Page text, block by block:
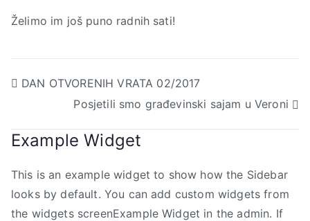
Želimo im još puno radnih sati!
Navigacija
objava
DAN OTVORENIH VRATA 02/2017
Posjetili smo građevinski sajam u Veroni
Example Widget
This is an example widget to show how the Sidebar
looks by default. You can add custom widgets from
the widgets screenExample Widget in the admin. If